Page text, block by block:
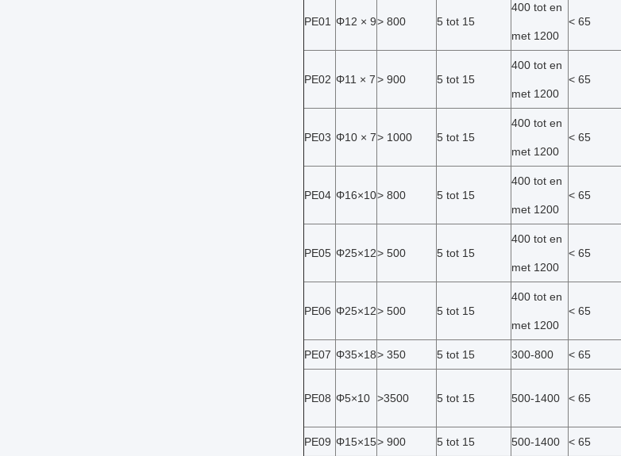
PE01 Φ12 × 9> 800 5 tot 15
400 tot en
met 1200
< 65
PE02 Φ11 × 7> 900 5 tot 15
400 tot en
met 1200
< 65
PE03 Φ10 × 7> 1000 5 tot 15
400 tot en
met 1200
< 65
PE04 Φ16×10> 800 5 tot 15
400 tot en
met 1200
< 65
PE05 Φ25×12> 500 5 tot 15
400 tot en
met 1200
< 65
PE06 Φ25×12> 500 5 tot 15
400 tot en
met 1200
< 65
PE07 Φ35×18> 350 5 tot 15 300-800 < 65
PE08 Φ5×10 >3500 5 tot 15 500-1400 < 65
PE09 Φ15×15> 900 5 tot 15 500-1400 < 65